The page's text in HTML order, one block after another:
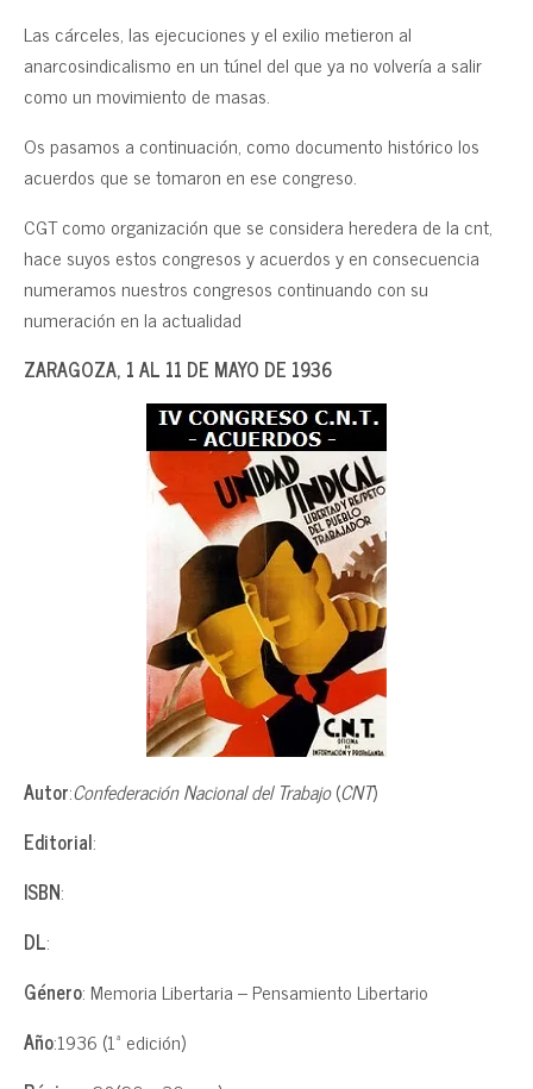
Las cárceles, las ejecuciones y el exilio metieron al
anarcosindicalismo en un túnel del que ya no volvería a salir
como un movimiento de masas.
Os pasamos a continuación, como documento histórico los
acuerdos que se tomaron en ese congreso.
CGT como organización que se considera heredera de la cnt,
hace suyos estos congresos y acuerdos y en consecuencia
numeramos nuestros congresos continuando con su
numeración en la actualidad
ZARAGOZA, 1 AL 11 DE MAYO DE 1936
Autor:Confederación Nacional del Trabajo(CNT)
Editorial:
ISBN:
DL:
Género: Memoria Libertaria – Pensamiento Libertario
Año:1936 (1ª edición)